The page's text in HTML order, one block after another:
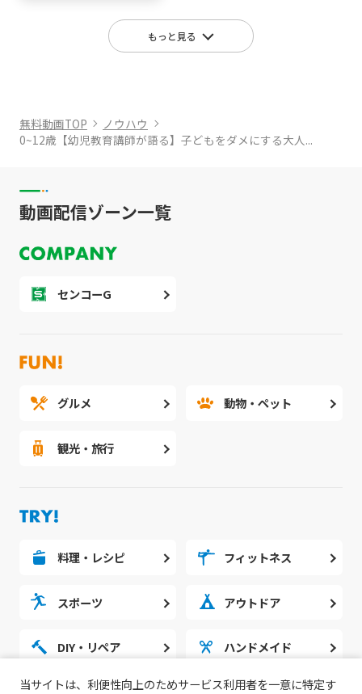
もっと見る
無料動画TOP
ノウハウ
0~12歳【幼児教育講師が語る】子どもをダメにする大人...
動画配信ゾーン一覧
センコーG
グルメ 動物・ペット
観光・旅行
料理・レシピ フィットネス
スポーツ アウトドア
DIY・リペア ハンドメイド
当サイトは、利便性向上のためサービス利用者を一意に特定す